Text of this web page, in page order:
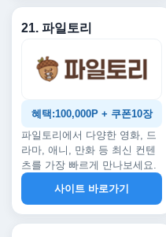
21. 파일토리
혜택:100,000P + 쿠폰10장
파일토리에서 다양한 영화, 드
라마, 애니, 만화 등 최신 컨텐
츠를 가장 빠르게 만나보세요.
사이트 바로가기